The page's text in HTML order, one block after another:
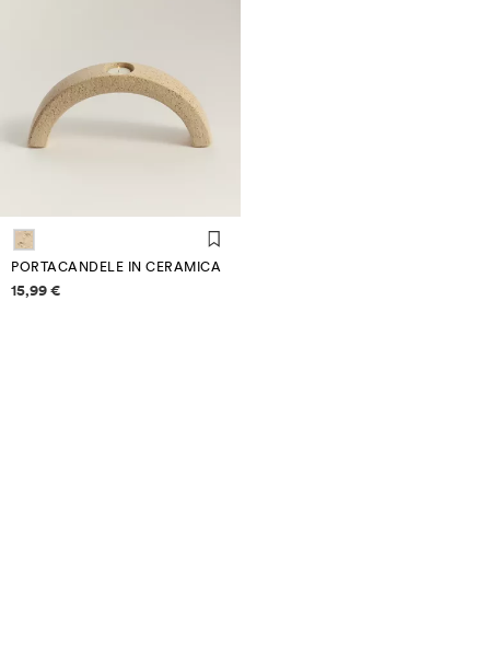
PORTACANDELE IN CERAMICA
Informazioni sui prezzi
15,99 €